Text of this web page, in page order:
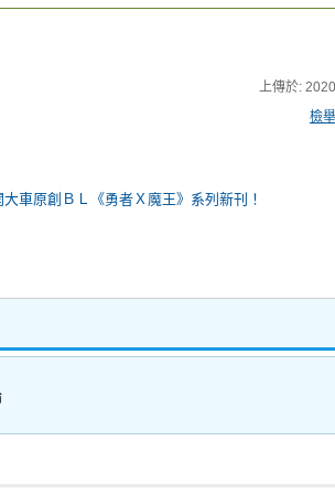
上傳於:
檢
車原創ＢＬ《勇者Ｘ魔王》系列新刊！